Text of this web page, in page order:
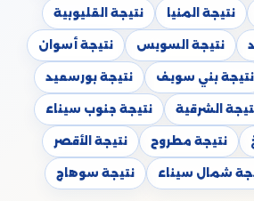
نتيجة المنيا نتيجة القليوبية
نتيجة السويس نتيجة أسوان
نتيجة بني سويف نتيجة بورسعيد
الشرقية نتيجة جنوب سيناء
نتيجة مطروح نتيجة الأقصر
شمال سيناء نتيجة سوهاج